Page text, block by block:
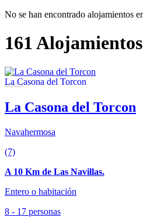
No se han encontrado alojamientos
161
La Casona del Torcon
Navahermosa
(7)
A 10 Km de Las Navillas.
Entero o habitación
8 - 17 personas